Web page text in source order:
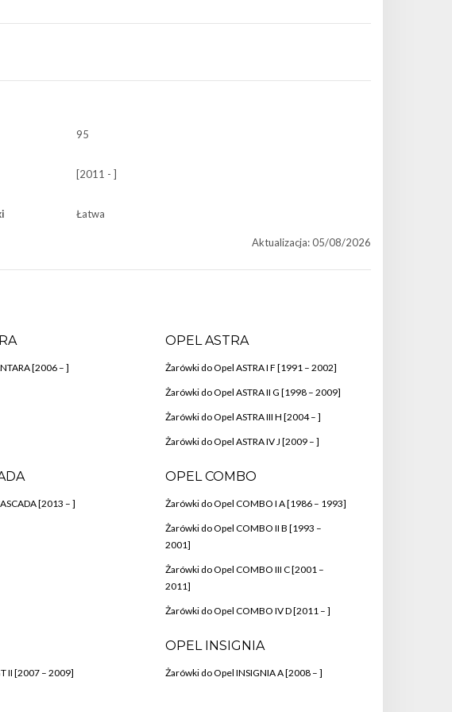
95
[2011 - ]
Łatwa
Aktualizacja: 05/08/2026
[2006 – ]
OPEL ASTRA
Żarówki do Opel ASTRA I F [1991 – 2002]
Żarówki do Opel ASTRA II G [1998 – 2009]
Żarówki do Opel ASTRA III H [2004 – ]
Żarówki do Opel ASTRA IV J [2009 – ]
[2013 – ]
OPEL COMBO
Żarówki do Opel COMBO I A [1986 – 1993]
Żarówki do Opel COMBO II B [1993 –
2001]
Żarówki do Opel COMBO III C [2001 –
2011]
Żarówki do Opel COMBO IV D [2011 – ]
II [2007 – 2009]
OPEL INSIGNIA
Żarówki do Opel INSIGNIA A [2008 – ]